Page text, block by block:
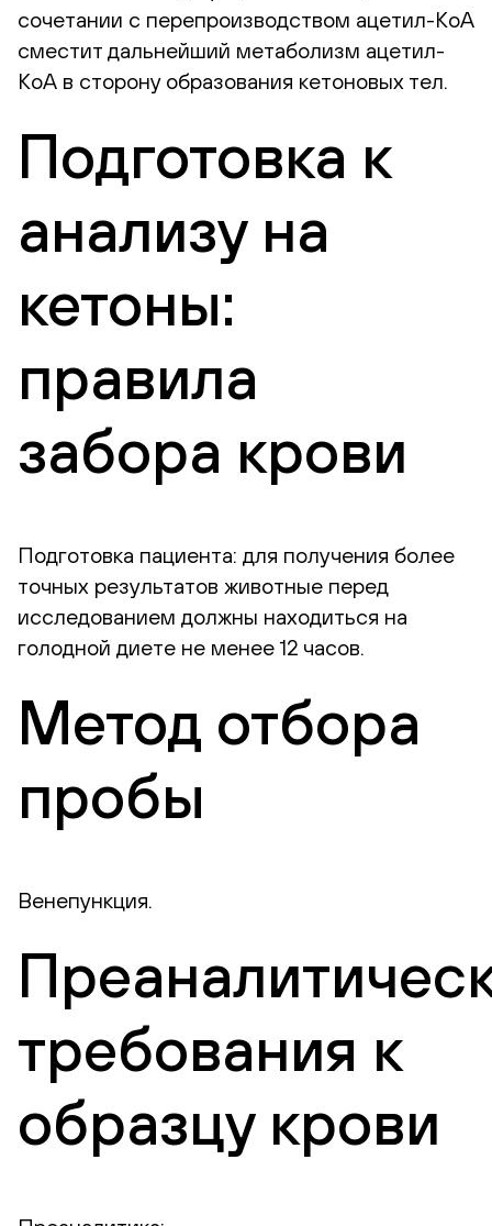
сочетании с перепроизводством ацетил-КоА
сместит дальнейший метаболизм ацетил-
КоА в сторону образования кетоновых тел.
Подготовка к
анализу на
кетоны:
правила
забора крови
Подготовка пациента: для получения более
точных результатов животные перед
исследованием должны находиться на
голодной диете не менее 12 часов.
Метод отбора
пробы
Венепункция.
требования к
образцу крови